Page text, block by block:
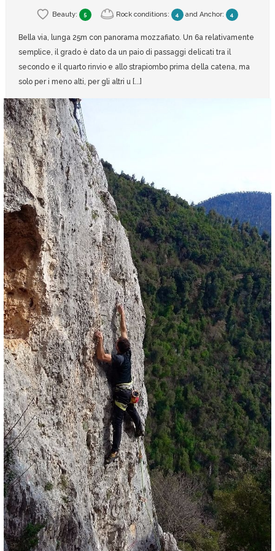
Beauty: 5 Rock conditions: 4 and Anchor: 4
Bella via, lunga 25m con panorama mozzafiato. Un 6a relativamente
semplice, il grado è dato da un paio di passaggi delicati tra il
secondo e il quarto rinvio e allo strapiombo prima della catena, ma
solo per i meno alti, per gli altri u [...]